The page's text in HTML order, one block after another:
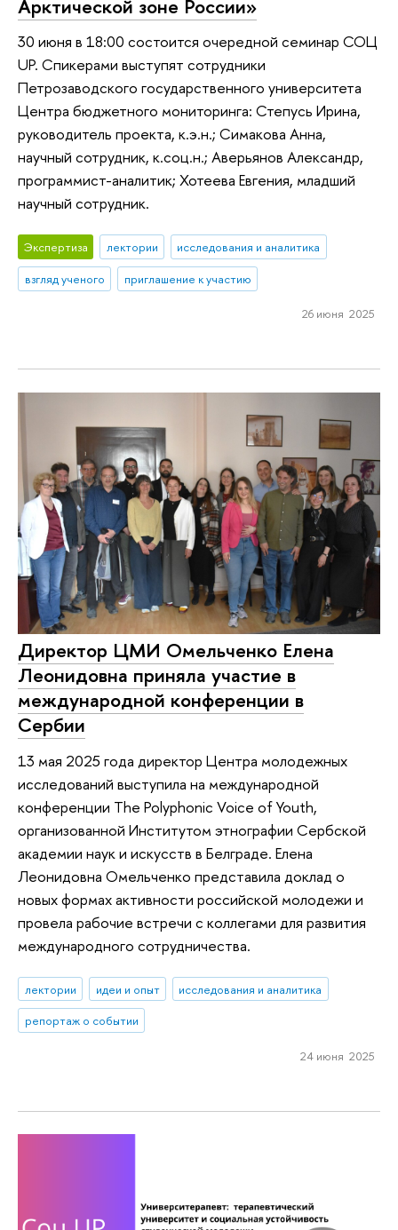
Арктической зоне России»
30 июня в 18:00 состоится очередной семинар СОЦ
UP. Спикерами выступят сотрудники
Петрозаводского государственного университета
Центра бюджетного мониторинга: Степусь Ирина,
руководитель проекта, к.э.н.; Симакова Анна,
научный сотрудник, к.соц.н.; Аверьянов Александр,
программист-аналитик; Хотеева Евгения, младший
научный сотрудник.
Экспертиза лектории
исследования и аналитика
взгляд ученого
приглашение к участию
26 июня 2025
Директор ЦМИ Омельченко Елена
Леонидовна приняла участие в
международной конференции в
Сербии
13 мая 2025 года директор Центра молодежных
исследований выступила на международной
конференции The Polyphonic Voice of Youth,
организованной Институтом этнографии Сербской
академии наук и искусств в Белграде. Елена
Леонидовна Омельченко представила доклад о
новых формах активности российской молодежи и
провела рабочие встречи с коллегами для развития
международного сотрудничества.
лектории идеи и опыт
исследования и аналитика
репортаж о событии
24 июня 2025